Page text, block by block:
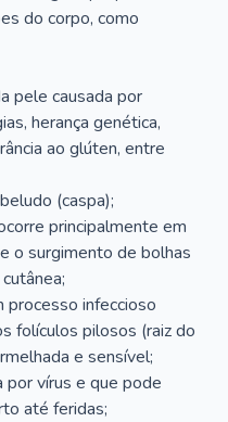
do corpo, como
pele causada por
herança genética,
ao glúten, entre
(caspa);
principalmente em
o surgimento de bolhas
processo infeccioso
folículos pilosos (raiz do
e sensível;
por vírus e que pode
até feridas;